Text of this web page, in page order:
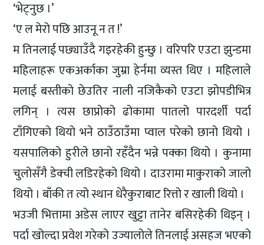
‘भेट्नुछ ।’
‘ए ल मेरो पछि आउनू न त !’
म तिनलाई पछ्याउँदै गइरहेकी हुन्छु । वरिपरि एउटा झुन्डमा
महिलाहरू एकअर्काका जुम्रा हेर्नमा व्यस्त थिए । महिलाले
मलाई बस्तीको छेउतिर नाली नजिकैको एउटा झोपडीभित्र
लगिन् । त्यस छाप्रोको ढोकामा पातलो पारदर्शी पर्दा
टाँगिएको थियो भने ठाउँठाउँमा प्वाल परेको छानो थियो ।
यसपालिको हुरीले छानो रहँदैन भन्ने पक्का थियो । कुनामा
चुलोसँगै डेक्ची लडिरहेको थियो । दाउरामा माकुराको जालो
थियो । बाँकी त त्यो स्थान धेरैकुराबाट रित्तो र खाली थियो ।
भउजी भित्तामा अडेस लाएर खुट्टा तानेर बसिरहेकी थिइन् ।
पर्दा खोल्दा प्रवेश गरेको उज्यालोले तिनलाई असहज भएको